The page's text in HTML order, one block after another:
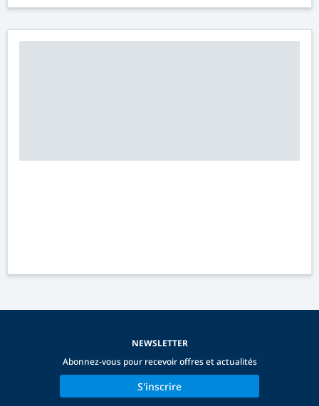
NEWSLETTER
Abonnez-vous pour recevoir offres et actualités
S'inscrire